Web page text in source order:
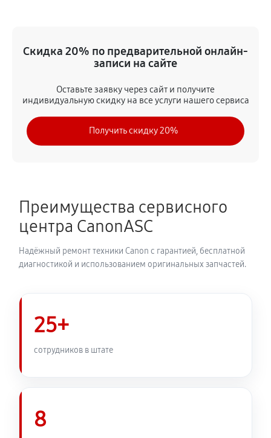
3510 руб 60 минут
3420 руб 60 минут
Замена материнской платы
2970 руб 60 минут
Замена корпуса фотоаппарата Canon EOS 350D
1980 руб 60 минут
Замена дисплея (экрана)
1980 руб
Замена устройства стабилизации
Скидка 20% по предварительной онлайн-
записи на сайте
Оставьте заявку через сайт и получите
индивидуальную скидку на все услуги нашего сервиса
Получить скидку 20%
Преимущества сервисного
центра CanonASC
Надёжный ремонт техники Canon с гарантией, бесплатной
диагностикой и использованием оригинальных запчастей.
25+
сотрудников в штате
8